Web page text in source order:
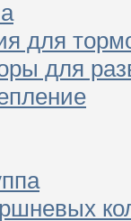
для
для